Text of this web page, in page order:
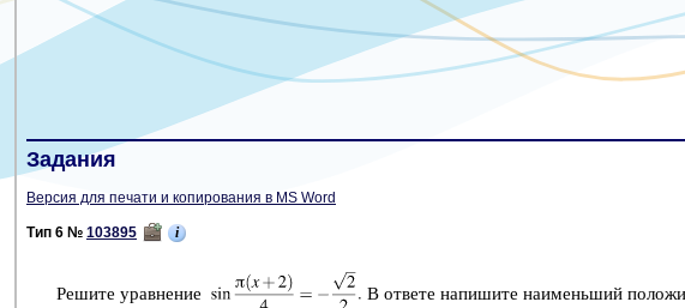
Задания
Версия для печати и копирования в MS Word
Тип 6 № 103895 i
Ре­ши­те урав­не­ние
В от­ве­те на­пи­ши­те наи­мень­ший